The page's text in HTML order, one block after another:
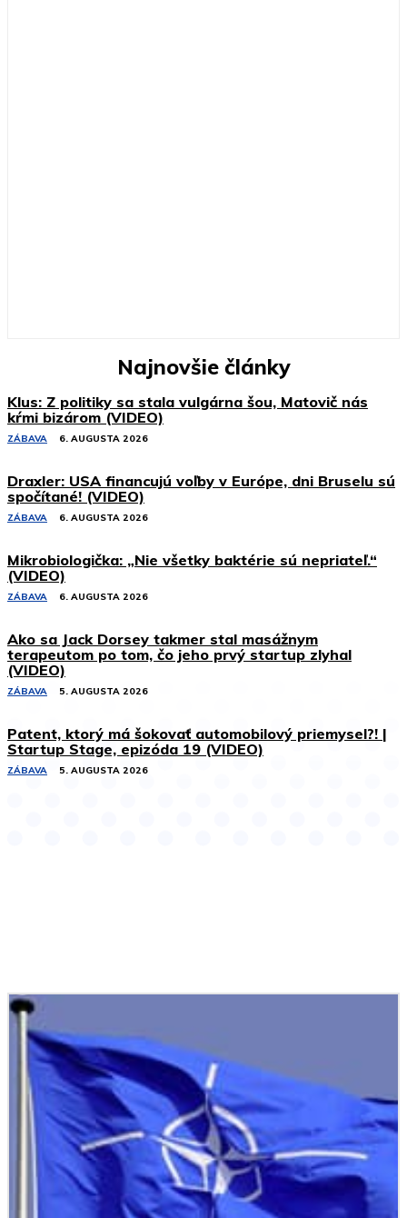
Najnovšie články
Klus: Z politiky sa stala vulgárna šou, Matovič nás
kŕmi bizárom (VIDEO)
ZÁBAVA 6. AUGUSTA 2026
Draxler: USA financujú voľby v Európe, dni Bruselu sú
spočítané! (VIDEO)
ZÁBAVA 6. AUGUSTA 2026
Mikrobiologička: „Nie všetky baktérie sú nepriateľ.“
(VIDEO)
ZÁBAVA 6. AUGUSTA 2026
Ako sa Jack Dorsey takmer stal masážnym
terapeutom po tom, čo jeho prvý startup zlyhal
(VIDEO)
ZÁBAVA 5. AUGUSTA 2026
Patent, ktorý má šokovať automobilový priemysel?! |
Startup Stage, epizóda 19 (VIDEO)
ZÁBAVA 5. AUGUSTA 2026